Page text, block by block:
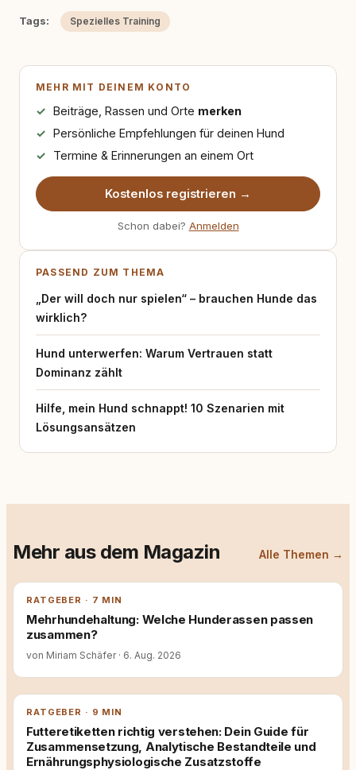
Tags: Spezielles Training
MEHR MIT DEINEM KONTO
Beiträge, Rassen und Orte merken
Persönliche Empfehlungen für deinen Hund
Termine & Erinnerungen an einem Ort
Kostenlos registrieren →
Schon dabei? Anmelden
PASSEND ZUM THEMA
„Der will doch nur spielen“ – brauchen Hunde das
wirklich?
Hund unterwerfen: Warum Vertrauen statt
Dominanz zählt
Hilfe, mein Hund schnappt! 10 Szenarien mit
Lösungsansätzen
Mehr aus dem Magazin Alle Themen →
RATGEBER · 7 MIN
Mehrhundehaltung: Welche Hunderassen passen
zusammen?
von Miriam Schäfer · 6. Aug. 2026
RATGEBER · 9 MIN
Futteretiketten richtig verstehen: Dein Guide für
Zusammensetzung, Analytische Bestandteile und
Ernährungsphysiologische Zusatzstoffe